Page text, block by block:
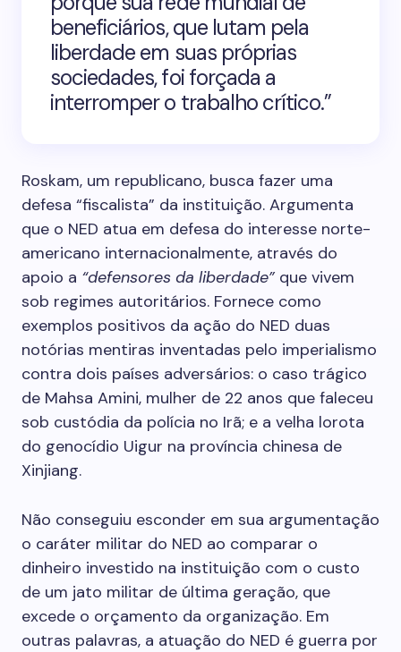
beneficiários, que lutam pela
liberdade em suas próprias
sociedades, foi forçada a
interromper o trabalho crítico.”
Roskam, um republicano, busca fazer uma
defesa “fiscalista” da instituição. Argumenta
que o NED atua em defesa do interesse norte-
americano internacionalmente, através do
apoio a “defensores da liberdade” que vivem
sob regimes autoritários. Fornece como
exemplos positivos da ação do NED duas
notórias mentiras inventadas pelo imperialismo
contra dois países adversários: o caso trágico
de Mahsa Amini, mulher de 22 anos que faleceu
sob custódia da polícia no Irã; e a velha lorota
do genocídio Uigur na província chinesa de
Xinjiang.
Não conseguiu esconder em sua argumentação
o caráter militar do NED ao comparar o
dinheiro investido na instituição com o custo
de um jato militar de última geração, que
excede o orçamento da organização. Em
outras palavras, a atuação do NED é guerra por